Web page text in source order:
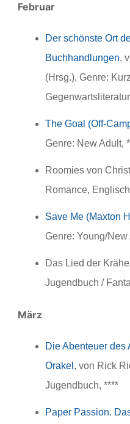
Februar
Der schönste Ort
Buchhandlungen,
(Hrsg.), Genre:
The Goal (Off-
Genre: New Adult,
Roomies von
Romance,
Save Me (Maxton
Genre: Young/New
Das Lied der
Jugendbuch /
März
Die Abenteuer des
Orakel , von Rick
Jugendbuch, ****
Paper Passion.